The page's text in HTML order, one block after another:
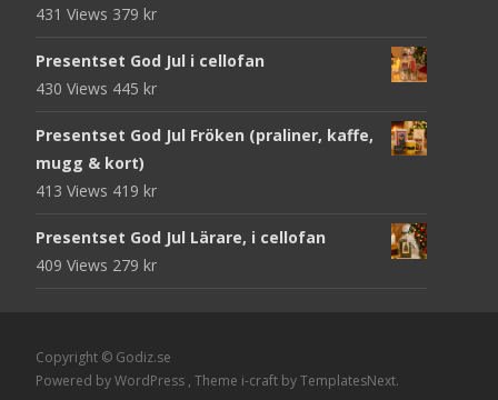
431 Views 379 kr
Presentset God Jul i cellofan
430 Views 445 kr
Presentset God Jul Fröken (praliner, kaffe,
mugg & kort)
413 Views 419 kr
Presentset God Jul Lärare, i cellofan
409 Views 279 kr
Copyright © Godiz.se
Powered by WordPress , Theme i-craft by TemplatesNext.